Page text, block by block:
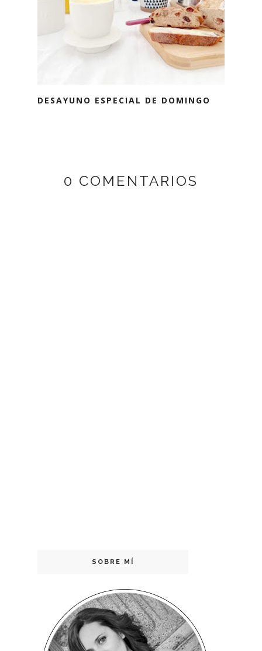
DESAYUNO ESPECIAL DE DOMINGO
0 COMENTARIOS
SOBRE MÍ